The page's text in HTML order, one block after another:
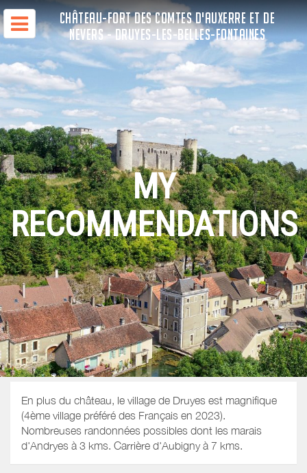
CHÂTEAU-FORT DES COMTES D'AUXERRE ET DE
NEVERS - DRUYES-LES-BELLES-FONTAINES
MY
RECOMMENDATIONS
En plus du château, le village de Druyes est magnifique
(4ème village préféré des Français en 2023).
Nombreuses randonnées possibles dont les marais
d'Andryes à 3 kms. Carrière d'Aubigny à 7 kms.